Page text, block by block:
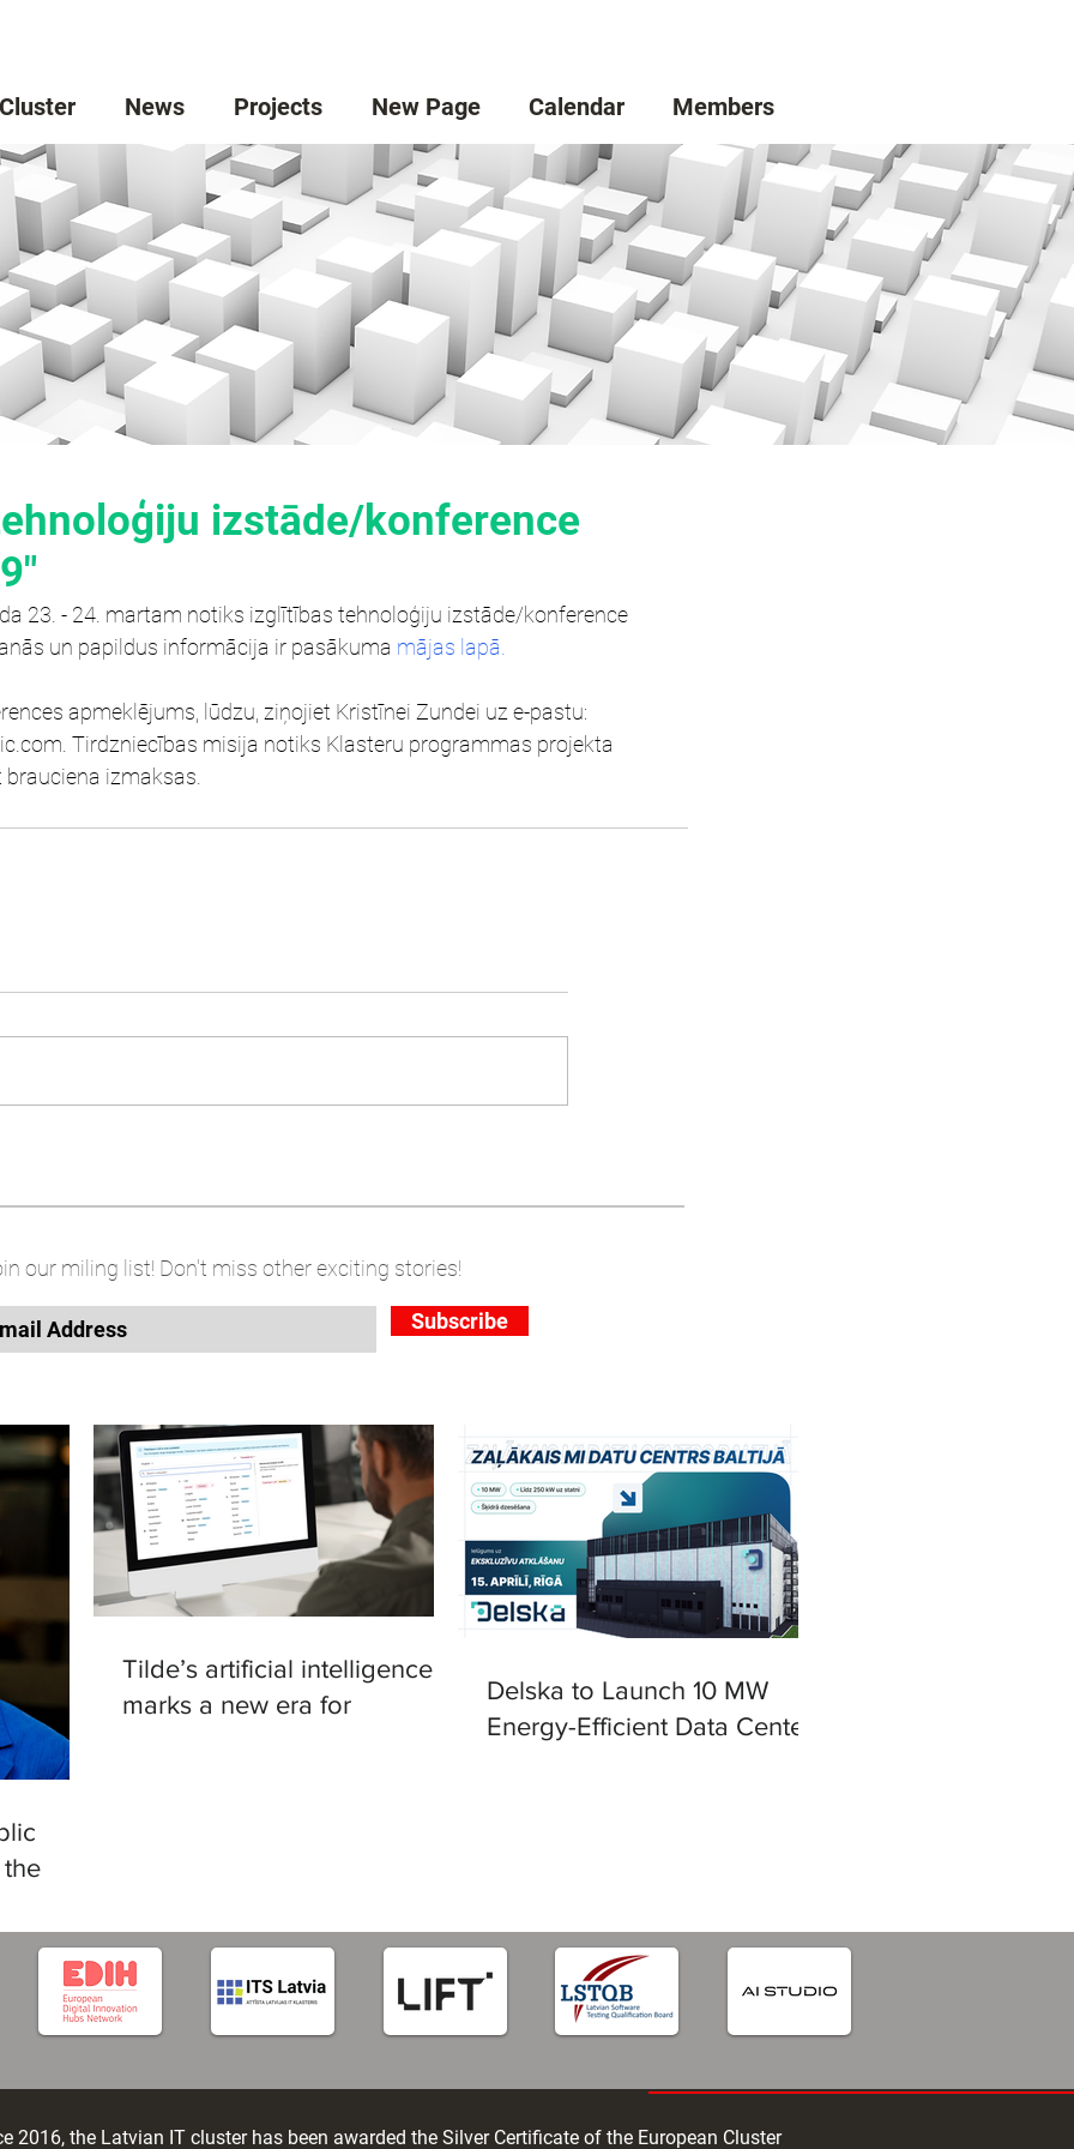
News Projects New Page Calendar Members
izstāde/konference
23. - 24. martam notiks izglītības tehnoloģiju izstāde/konference
un papildus informācija ir pasākuma mājas lapā.
apmeklējums, lūdzu, ziņojiet Kristīnei Zundei uz e-pastu:
Tirdzniecības misija notiks Klasteru programmas projekta
izmaksas.
our miling list! Don't miss other exciting stories!
Subscribe
Tilde’s artificial intelligence
marks a new era for
Delska to Launch 10 MW
Energy-Efficient Data Center
2016, the Latvian IT cluster has been awarded the Silver Certificate of the European Cluster